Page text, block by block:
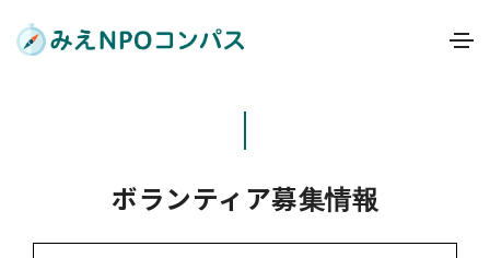
ボランティア募集情報